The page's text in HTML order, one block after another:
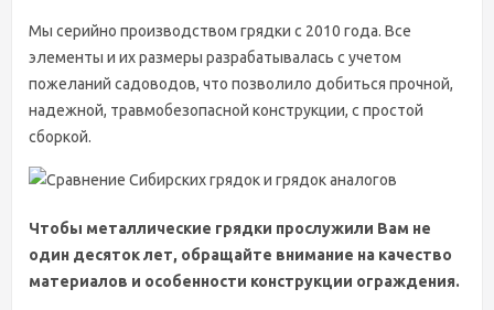
Мы серийно производством грядки с 2010 года. Все
элементы и их размеры разрабатывалась с учетом
пожеланий садоводов, что позволило добиться прочной,
надежной, травмобезопасной конструкции, с простой
сборкой.
Чтобы металлические грядки прослужили Вам не
один десяток лет, обращайте внимание на качество
материалов и особенности конструкции ограждения.